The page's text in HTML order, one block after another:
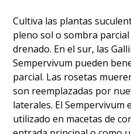
Cultiva las plantas
pleno sol o sombra
drenado. En el sur, las
Sempervivum pueden
parcial. Las rosetas
son reemplazadas por
laterales. El
utilizado en macetas de